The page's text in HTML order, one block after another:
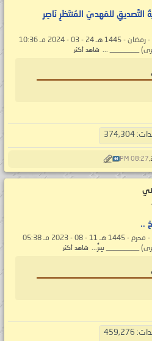
للمَهديّ المُنتَظَرِ نَاصِر
الإمام المهديّ ناصر محمد اليمانيّ 14 - رمضان - 1445 هـ 24 - 03 - 2024 مـ 10:36
________ ... شاهد أكثر
08:27 PM
..
الإمام المهديّ ناصر محمد اليماني 24 - محرم - 1445 هـ 11 - 08 - 2023 مـ 05:38
_________ سِرُّ... شاهد أكثر